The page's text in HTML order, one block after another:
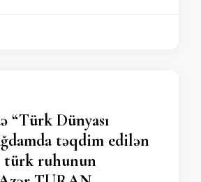
“Türk Dünyası
təqdim edilən
türk ruhunun